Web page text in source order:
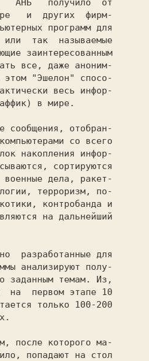
АНБ   получило  от
и  других  фирм-
программ для
так  называемые
заинтересованным
все, даже аноним-
"Эшелон" спосо-
весь инфор-
в мире.
co всего
накопления инфор-
сортируются
дела, ракет-
терроризм, по-
кoнтpoбaндa и
на дальнейший
анализируют полу-
на  первом этапе 10
только 100-200
важных.
попадают на стол